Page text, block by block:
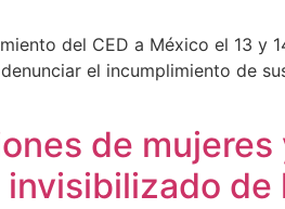
del CED a México el 13 y
el incumplimiento de
de